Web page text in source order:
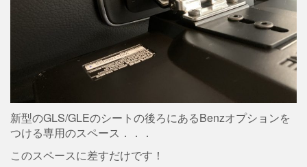
新型のGLS/GLEのシートの後ろにあるBenzオプションを
つける専用のスペース．．．
このスペースに差すだけです！